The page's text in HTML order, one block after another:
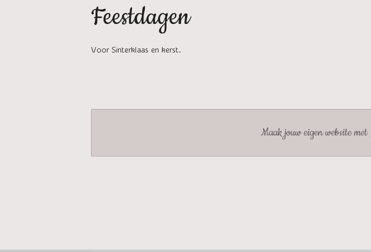
Feestdagen
Voor Sinterklaas en kerst.
Maak jouw eigen website met